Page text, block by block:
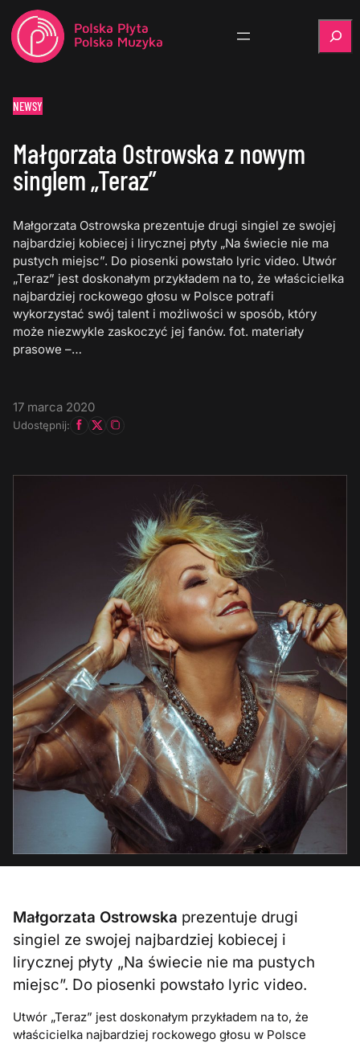
NEWSY
Małgorzata Ostrowska z nowym
singlem „Teraz”
Małgorzata Ostrowska prezentuje drugi singiel ze swojej
najbardziej kobiecej i lirycznej płyty „Na świecie nie ma
pustych miejsc”. Do piosenki powstało lyric video. Utwór
„Teraz” jest doskonałym przykładem na to, że właścicielka
najbardziej rockowego głosu w Polsce potrafi
wykorzystać swój talent i możliwości w sposób, który
może niezwykle zaskoczyć jej fanów. fot. materiały
prasowe –…
17 marca 2020
Udostępnij:
Małgorzata Ostrowska prezentuje drugi
singiel ze swojej najbardziej kobiecej i
lirycznej płyty „Na świecie nie ma pustych
miejsc”. Do piosenki powstało lyric video.
Utwór „Teraz” jest doskonałym przykładem na to, że
właścicielka najbardziej rockowego głosu w Polsce